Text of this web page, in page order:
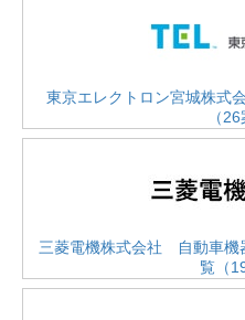
東京エレクトロン宮城株式
（26
三菱電機株式会社 自動車機
覧（